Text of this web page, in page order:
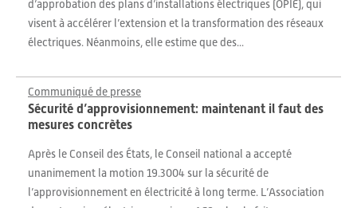
d’approbation des plans d’installations électriques (OPIE), qui
visent à accélérer l’extension et la transformation des réseaux
électriques. Néanmoins, elle estime que des...
Communiqué de presse
Sécurité d’approvisionnement: maintenant il faut des
mesures concrètes
Après le Conseil des États, le Conseil national a accepté
unanimement la motion 19.3004 sur la sécurité de
l’approvisionnement en électricité à long terme. L’Association